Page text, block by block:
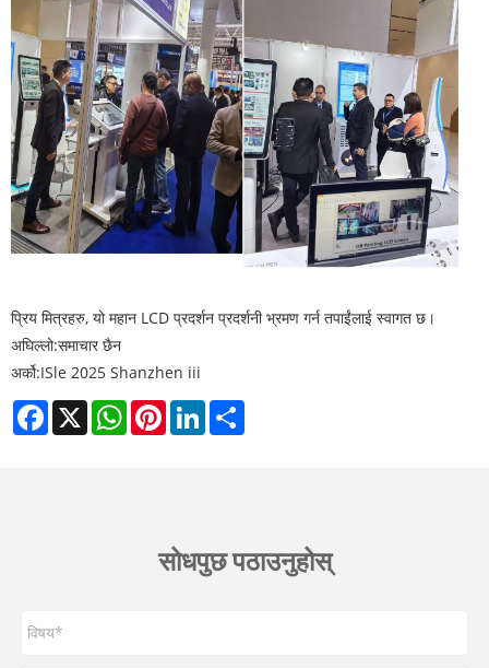
प्रिय मित्रहरु, यो महान LCD प्रदर्शन प्रदर्शनी भ्रमण गर्न तपाईंलाई स्वागत छ।
अघिल्लो:समाचार छैन
अर्को:ISle 2025 Shanzhen iii
Facebook
X WhatsAppPinterestLinkedIn
सोधपुछ पठाउनुहोस्